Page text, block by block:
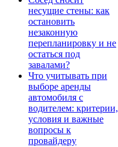
несущие стены: как
остановить
незаконную
перепланировку и не
остаться под
завалами?
Что учитывать при
выборе аренды
автомобиля с
водителем: критерии,
условия и важные
вопросы к
провайдеру